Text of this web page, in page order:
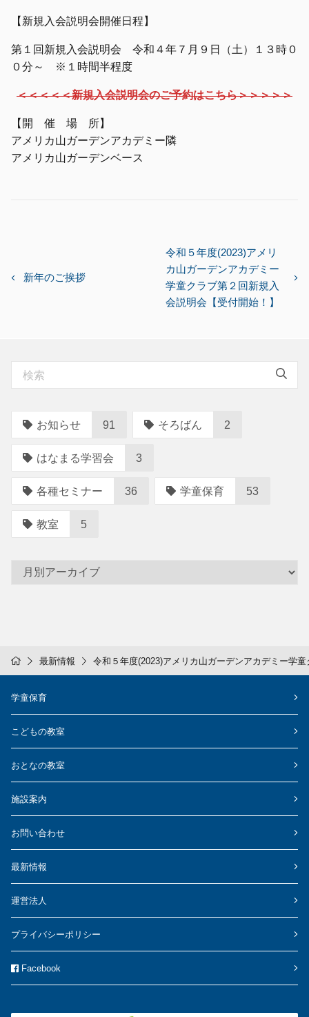
【新規入会説明会開催日程】
第１回新規入会説明会 令和４年７月９日（土）１３時０
０分～ ※１時間半程度
＜＜＜＜＜新規入会説明会のご予約はこちら＞＞＞＞＞
【開 催 場 所】
アメリカ山ガーデンアカデミー隣
アメリカ山ガーデンベース
稿
ー
シ
ン
新年のご挨拶
令和５年度(2023)アメリ
カ山ガーデンアカデミー
学童クラブ第２回新規入
会説明会【受付開始！】
お知らせ 91 そろばん 2
はなまる学習会 3
各種セミナー 36 学童保育 53
教室 5
最新情報 令和５年度(2023)アメリカ山ガーデンアカデミー学
学童保育
こどもの教室
おとなの教室
施設案内
お問い合わせ
最新情報
運営法人
プライバシーポリシー
Facebook